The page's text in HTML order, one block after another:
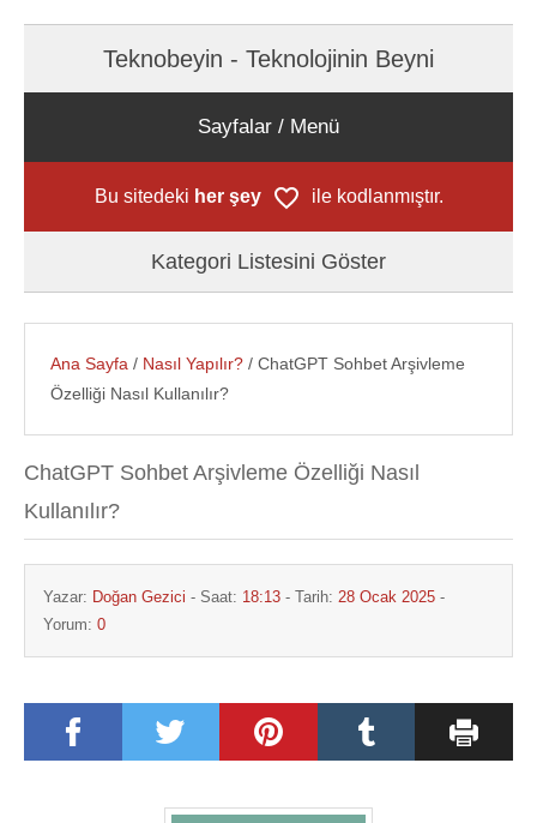
Teknobeyin - Teknolojinin Beyni
Sayfalar / Menü
Bu sitedeki her şey ile kodlanmıştır.
Kategori Listesini Göster
Ana Sayfa / Nasıl Yapılır? / ChatGPT Sohbet Arşivleme
Özelliği Nasıl Kullanılır?
ChatGPT Sohbet Arşivleme Özelliği Nasıl
Kullanılır?
Yazar: Doğan Gezici - Saat: 18:13 - Tarih: 28 Ocak 2025 -
Yorum: 0